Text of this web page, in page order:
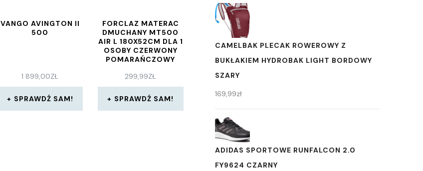
VANGO AVINGTON II
500
1 899,00ZŁ
SPRAWDŹ SAM!
FORCLAZ MATERAC
DMUCHANY MT500
AIR L 180X52CM DLA 1
OSOBY CZERWONY
POMARAŃCZOWY
299,99ZŁ
SPRAWDŹ SAM!
CAMELBAK PLECAK ROWEROWY Z
BUKŁAKIEM HYDROBAK LIGHT BORDOWY
SZARY
169,99zł
ADIDAS SPORTOWE RUNFALCON 2.0
FY9624 CZARNY